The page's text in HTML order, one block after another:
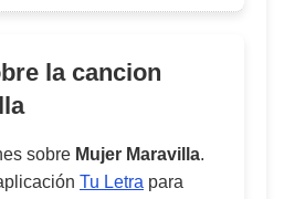
la cancion
sobre Mujer Maravilla.
Tu Letra para